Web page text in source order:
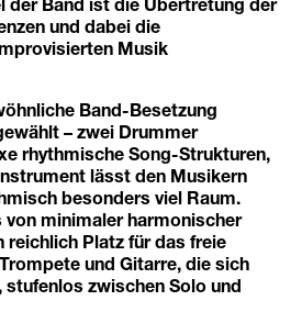
und dabei die
Musik
Band-Besetzung
– zwei Drummer
rhythmische Song-Strukturen,
lässt den Musikern
besonders viel Raum.
minimaler harmonischer
reichlich Platz für das freie
und Gitarre, die sich
zwischen Solo und